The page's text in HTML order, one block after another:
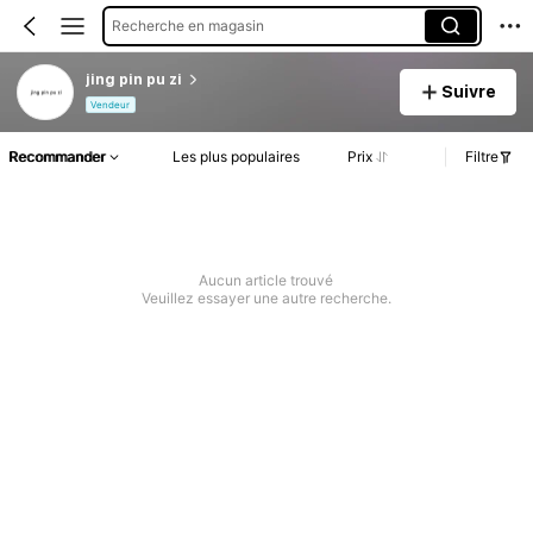
Recherche en magasin
jing pin pu zi
Vendeur
Suivre
Recommander Les plus populaires Prix Filtre
Aucun article trouvé
Veuillez essayer une autre recherche.